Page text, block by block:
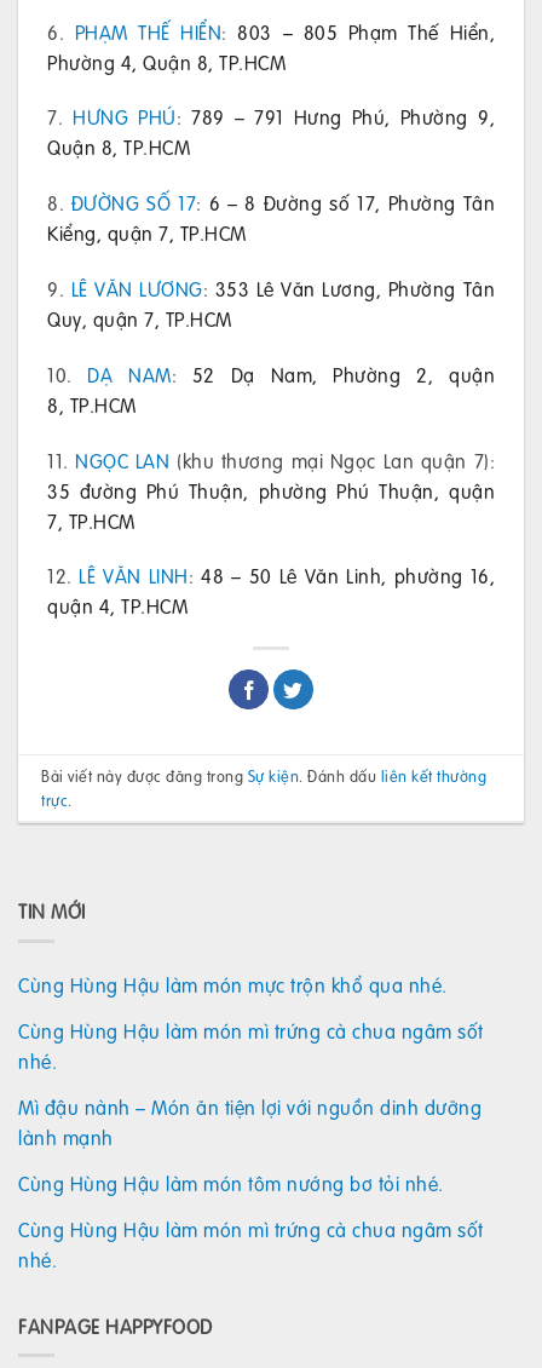
6. PHẠM THẾ HIỂN:803 – 805 Phạm Thế Hiển,
Phường 4, Quận 8, TP.HCM
7. HƯNG PHÚ:789 – 791 Hưng Phú, Phường 9,
Quận 8, TP.HCM
8. ĐƯỜNG SỐ 17: 6 – 8 Đường số 17, Phường Tân
Kiểng, quận 7, TP.HCM
9. LÊ VĂN LƯƠNG: 353 Lê Văn Lương, Phường Tân
Quy, quận 7, TP.HCM
10. DẠ NAM: 52 Dạ Nam, Phường 2, quận
8, TP.HCM
11. NGỌC LAN (khu thương mại Ngọc Lan quận 7):
35 đường Phú Thuận, phường Phú Thuận, quận
7, TP.HCM
12. LÊ VĂN LINH:48 – 50 Lê Văn Linh, phường 16,
quận 4, TP.HCM
Bài viết này được đăng trong Sự kiện. Đánh dấu liên kết thường
trực.
TIN MỚI
Cùng Hùng Hậu làm món mực trộn khổ qua nhé.
Cùng Hùng Hậu làm món mì trứng cà chua ngâm sốt
nhé.
Mì đậu nành – Món ăn tiện lợi với nguồn dinh dưỡng
lành mạnh
Cùng Hùng Hậu làm món tôm nướng bơ tỏi nhé.
Cùng Hùng Hậu làm món mì trứng cà chua ngâm sốt
nhé.
FANPAGE HAPPYFOOD